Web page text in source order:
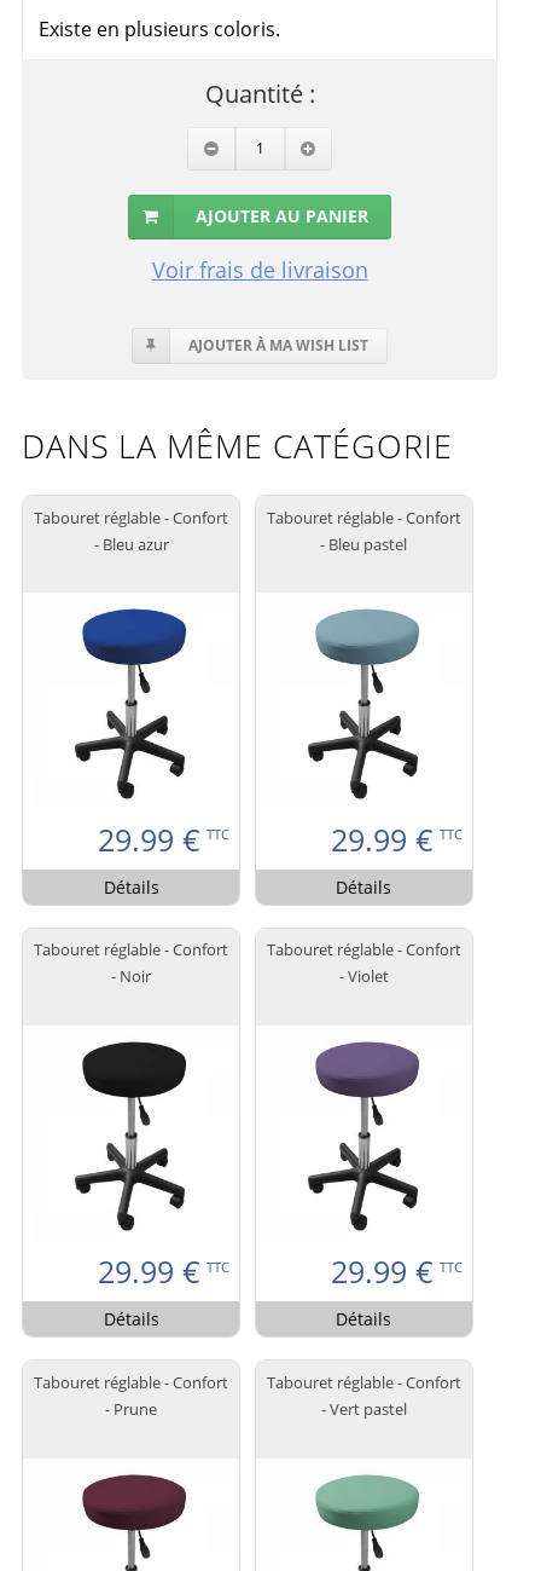
Existe en plusieurs coloris.
Quantité :
AJOUTER AU PANIER
Voir frais de livraison
AJOUTER À MA WISH LIST
DANS LA MÊME CATÉGORIE
Tabouret réglable - Confort
- Bleu azur
29.99 € TTC
Détails
Tabouret réglable - Confort
- Bleu pastel
29.99 € TTC
Détails
Tabouret réglable - Confort
- Noir
29.99 € TTC
Détails
Tabouret réglable - Confort
- Violet
29.99 € TTC
Détails
Tabouret réglable - Confort
- Prune
Tabouret réglable - Confort
- Vert pastel